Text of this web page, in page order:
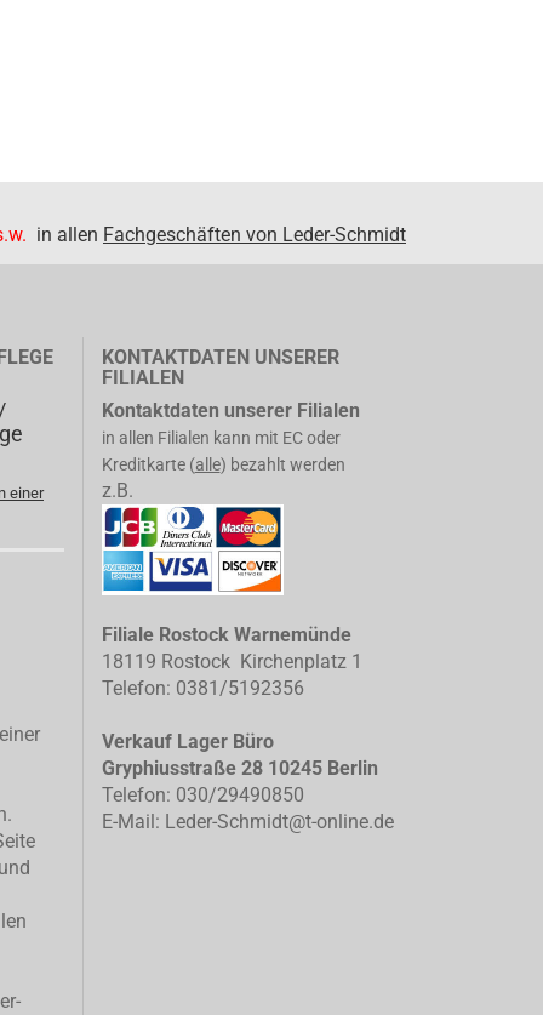
in allen Fachgeschäften von Leder-Schmidt
einer
KONTAKTDATEN UNSERER
FILIALEN
Kontaktdaten unserer Filialen
in allen Filialen kann mit EC oder
Kreditkarte (alle) bezahlt werden
z.B.
Filiale Rostock Warnemünde
18119 Rostock Kirchenplatz 1
Telefon: 0381/5192356
Verkauf Lager Büro
Gryphiusstraße 28 10245 Berlin
Telefon: 030/29490850
E-Mail: Leder-Schmidt@t-online.de